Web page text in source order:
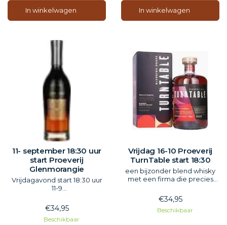
In winkelwagen In winkelwagen
11- september 18:30 uur
start Proeverij
Glenmorangie
Vrijdagavond start 18:30 uur
11-9
Melissa Vrijbloed.
Glenmorangie: zacht en veel
smaak
€34,95
Beschikbaar
Vrijdag 16-10 Proeverij
TurnTable start 18:30
een bijzonder blend whisky
met een firma die precies
avontuur.
€34,95
Beschikbaar